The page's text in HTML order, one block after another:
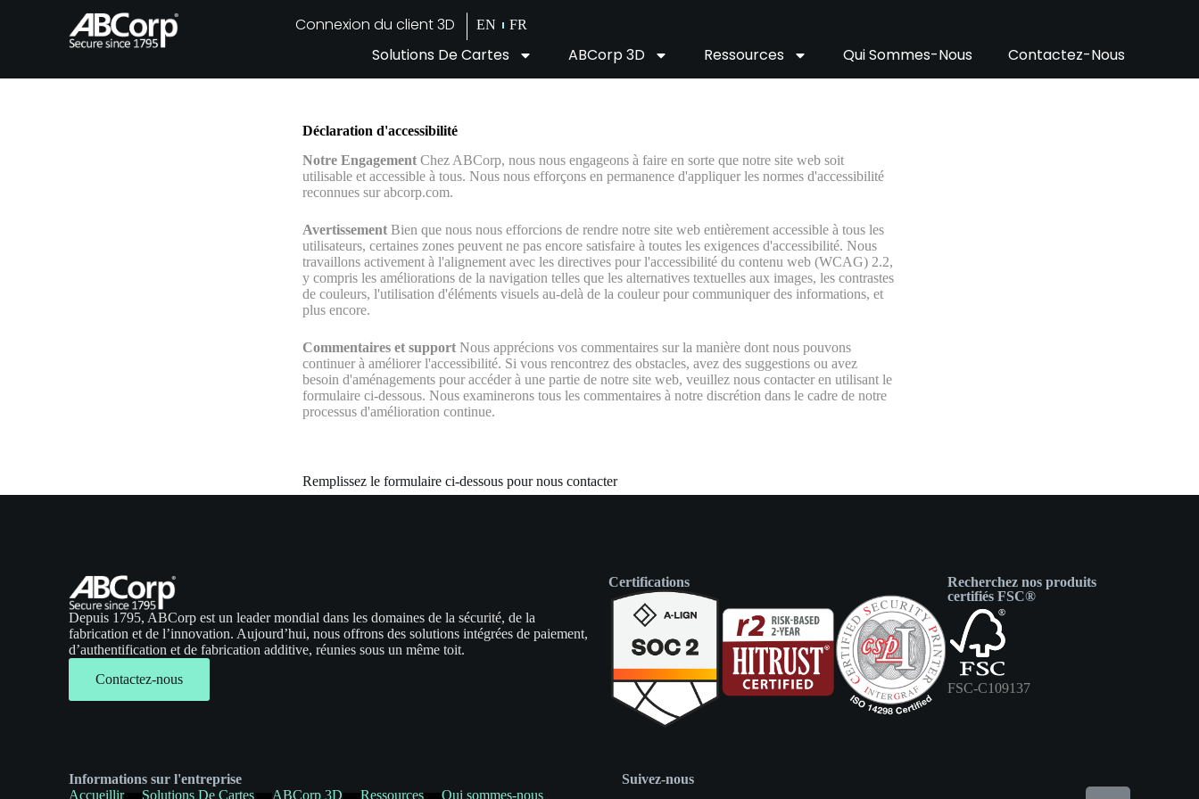
Connexion du client 3D EN FR
Solutions De Cartes ABCorp 3D Ressources Qui Sommes-Nous Contactez-Nous
Déclaration d'accessibilité
Notre Engagement Chez ABCorp, nous nous engageons à faire en sorte que notre site web soit
utilisable et accessible à tous. Nous nous efforçons en permanence d'appliquer les normes d'accessibilité
reconnues sur abcorp.com.
Avertissement Bien que nous nous efforcions de rendre notre site web entièrement accessible à tous les
utilisateurs, certaines zones peuvent ne pas encore satisfaire à toutes les exigences d'accessibilité. Nous
travaillons activement à l'alignement avec les directives pour l'accessibilité du contenu web (WCAG) 2.2,
y compris les améliorations de la navigation telles que les alternatives textuelles aux images, les contrastes
de couleurs, l'utilisation d'éléments visuels au-delà de la couleur pour communiquer des informations, et
plus encore.
Commentaires et support Nous apprécions vos commentaires sur la manière dont nous pouvons
continuer à améliorer l'accessibilité. Si vous rencontrez des obstacles, avez des suggestions ou avez
besoin d'aménagements pour accéder à une partie de notre site web, veuillez nous contacter en utilisant le
formulaire ci-dessous. Nous examinerons tous les commentaires à notre discrétion dans le cadre de notre
processus d'amélioration continue.
Remplissez le formulaire ci-dessous pour nous contacter
Depuis 1795, ABCorp est un leader mondial dans les domaines de la sécurité, de la
fabrication et de l’innovation. Aujourd’hui, nous offrons des solutions intégrées de paiement,
d’authentification et de fabrication additive, réunies sous un même toit.
Contactez-nous
Certifications
Recherchez nos produits
certifiés FSC®
FSC-C109137
Informations sur l'entreprise
Accueillir
Solutions De Cartes ABCorp 3D Ressources Qui sommes-nous
Suivez-nous